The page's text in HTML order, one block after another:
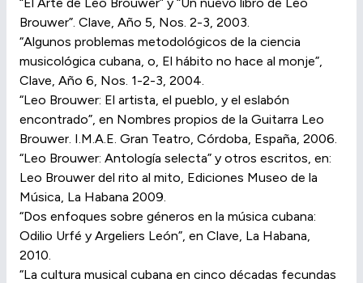
Brouwer”. Clave, Año 5, Nos. 2-3, 2003.
“Algunos problemas metodológicos de la ciencia
musicológica cubana, o, El hábito no hace al monje”,
Clave, Año 6, Nos. 1-2-3, 2004.
“Leo Brouwer: El artista, el pueblo, y el eslabón
encontrado”, en Nombres propios de la Guitarra Leo
Brouwer. I.M.A.E. Gran Teatro, Córdoba, España, 2006.
“Leo Brouwer: Antología selecta” y otros escritos, en:
Leo Brouwer del rito al mito, Ediciones Museo de la
Música, La Habana 2009.
“Dos enfoques sobre géneros en la música cubana:
Odilio Urfé y Argeliers León”, en Clave, La Habana,
2010.
“La cultura musical cubana en cinco décadas fecundas